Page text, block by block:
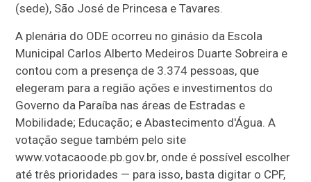
(sede), São José de Princesa e Tavares.
A plenária do ODE ocorreu no ginásio da Escola
Municipal Carlos Alberto Medeiros Duarte Sobreira e
contou com a presença de 3.374 pessoas, que
elegeram para a região ações e investimentos do
Governo da Paraíba nas áreas de Estradas e
Mobilidade; Educação; e Abastecimento d'Água. A
votação segue também pelo site
www.votacaoode.pb.gov.br, onde é possível escolher
até três prioridades — para isso, basta digitar o CPF,